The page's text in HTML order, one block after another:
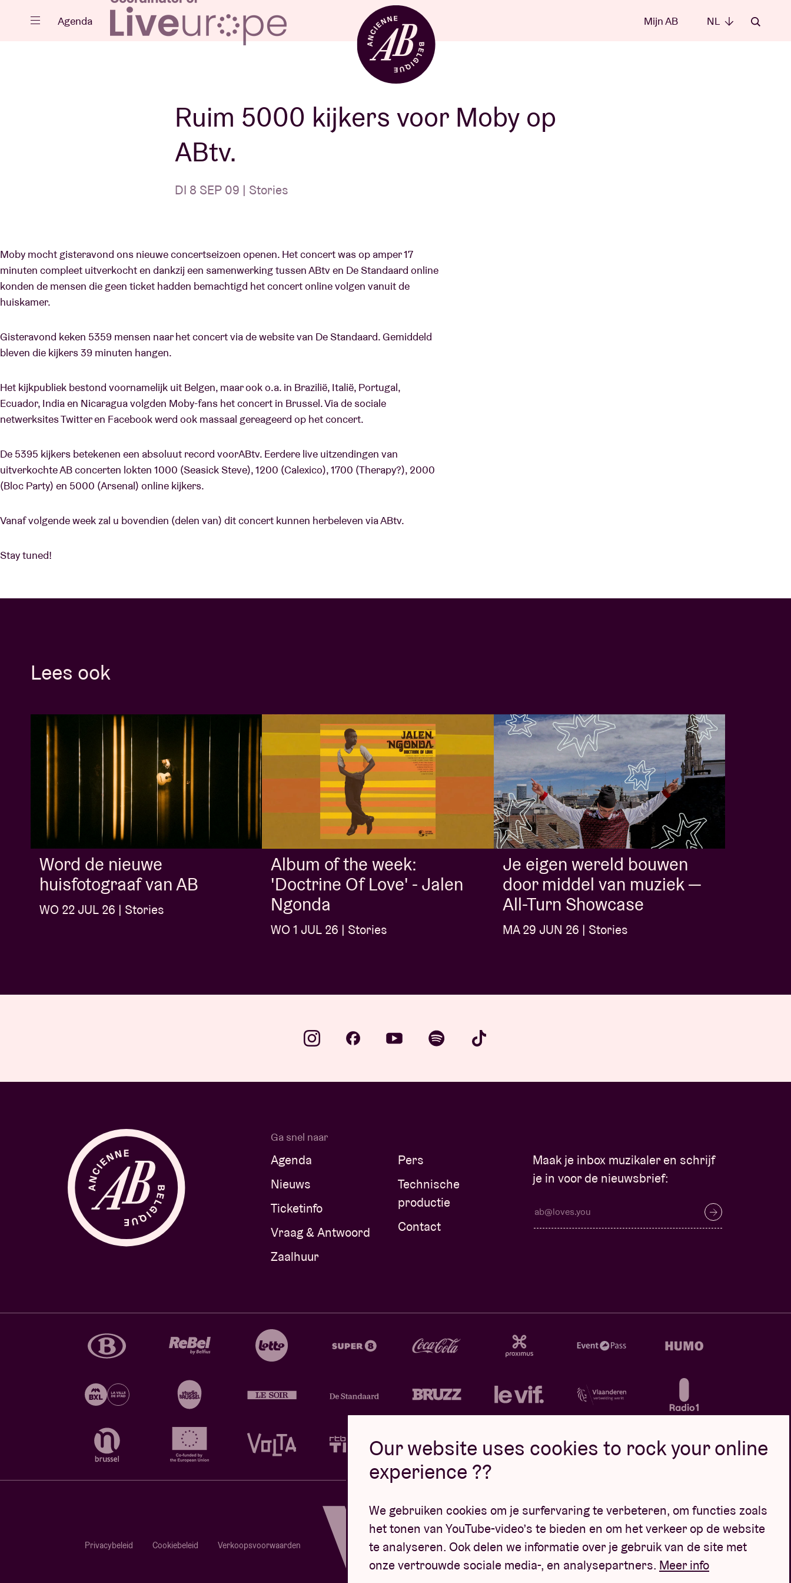
Sluiten NL
Projecten
Nieuws
Bezoekersinfo
AB ❤ you
Zaalhuur
Concertcheque
Over AB
Contact
Agenda Mijn AB NL
Ruim 5000 kijkers voor Moby op
ABtv.
DI 8 SEP 09 | Stories
Moby mocht gisteravond ons nieuwe concertseizoen openen. Het concert was op amper 17
minuten compleet uitverkocht en dankzij een samenwerking tussen ABtv en De Standaard online
konden de mensen die geen ticket hadden bemachtigd het concert online volgen vanuit de
huiskamer.
Gisteravond keken 5359 mensen naar het concert via de website van De Standaard. Gemiddeld
bleven die kijkers 39 minuten hangen.
Het kijkpubliek bestond voornamelijk uit Belgen, maar ook o.a. in Brazilië, Italië, Portugal,
Ecuador, India en Nicaragua volgden Moby-fans het concert in Brussel. Via de sociale
netwerksites Twitter en Facebook werd ook massaal gereageerd op het concert.
De 5395 kijkers betekenen een absoluut record voorABtv. Eerdere live uitzendingen van
uitverkochte AB concerten lokten 1000 (Seasick Steve), 1200 (Calexico), 1700 (Therapy?), 2000
(Bloc Party) en 5000 (Arsenal) online kijkers.
Vanaf volgende week zal u bovendien (delen van) dit concert kunnen herbeleven via ABtv.
Stay tuned!
Lees ook
Word de nieuwe
huisfotograaf van AB
WO 22 JUL 26 | Stories
Album of the week:
'Doctrine Of Love' - Jalen
Ngonda
WO 1 JUL 26 | Stories
Je eigen wereld bouwen
door middel van muziek —
All-Turn Showcase
MA 29 JUN 26 | Stories
Ga snel naar
Agenda
Nieuws
Ticketinfo
Vraag & Antwoord
Zaalhuur
Pers
Technische
productie
Contact
Maak je inbox muzikaler en schrijf
je in voor de nieuwsbrief:
Privacybeleid Cookiebeleid Verkoopsvoorwaarden
Our website uses cookies to rock your online
experience ??
We gebruiken cookies om je surfervaring te verbeteren, om functies zoals
het tonen van YouTube-video’s te bieden en om het verkeer op de website
te analyseren. Ook delen we informatie over je gebruik van de site met
onze vertrouwde sociale media-, en analysepartners. Meer info